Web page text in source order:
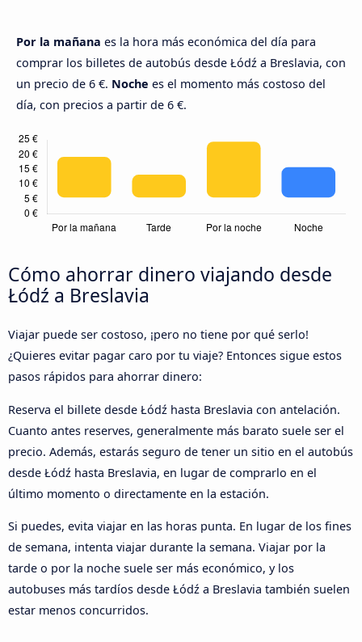
Por la mañana es la hora más económica del día para
comprar los billetes de autobús desde Łódź a Breslavia, con
un precio de 6 €. Noche es el momento más costoso del
día, con precios a partir de 6 €.
Cómo ahorrar dinero viajando desde
Łódź a Breslavia
Viajar puede ser costoso, ¡pero no tiene por qué serlo!
¿Quieres evitar pagar caro por tu viaje? Entonces sigue estos
pasos rápidos para ahorrar dinero:
Reserva el billete desde Łódź hasta Breslavia con antelación.
Cuanto antes reserves, generalmente más barato suele ser el
precio. Además, estarás seguro de tener un sitio en el autobús
desde Łódź hasta Breslavia, en lugar de comprarlo en el
último momento o directamente en la estación.
Si puedes, evita viajar en las horas punta. En lugar de los fines
de semana, intenta viajar durante la semana. Viajar por la
tarde o por la noche suele ser más económico, y los
autobuses más tardíos desde Łódź a Breslavia también suelen
estar menos concurridos.